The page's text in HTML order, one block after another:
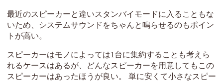
最近のスピーカーと違いスタンバイモードに入ることもな
いため、システムサウンドをちゃんと鳴らせるのもポイン
トが高い。
スピーカーはモノによっては1台に集約することも考えら
れるケースはあるが、どんなスピーカーを用意してもこの
スピーカーはあったほうが良い。 単に安くて小さなスピー